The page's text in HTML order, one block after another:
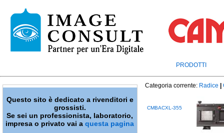
PRODOTTI
Questo sito è dedicato a rivenditori e
grossisti.
Se sei un professionista, laboratorio,
impresa o privato vai aquesta pagina
Categoria corrente: Radice
CMBACXL-355